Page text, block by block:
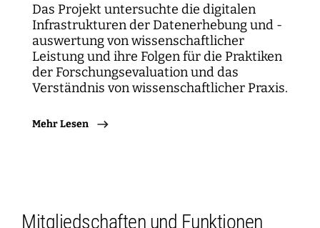
Das Projekt untersuchte die digitalen
Infrastrukturen der Datenerhebung und -
auswertung von wissenschaftlicher
Leistung und ihre Folgen für die Praktiken
der Forschungsevaluation und das
Verständnis von wissenschaftlicher Praxis.
Mehr Lesen
Mitgliedschaften und Funktionen